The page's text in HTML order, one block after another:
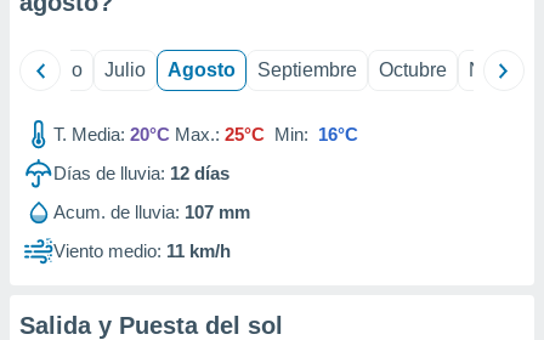
mediante
publicidad
publicidad
Junio Julio Agosto Septiembre Octubre
T. Media: 20°C Max.: 25°C Min: 16°C
Días de lluvia: 12 días
Acum. de lluvia: 107 mm
Viento medio: 11 km/h
Salida y Puesta del sol